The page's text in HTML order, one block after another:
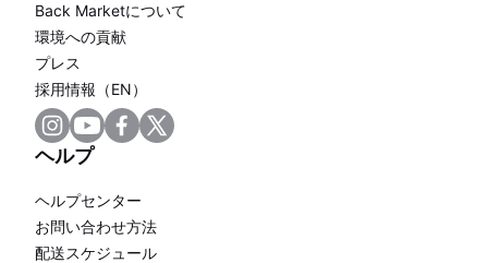
Back Marketについて
環境への貢献
プレス
採用情報（EN）
ヘルプ
ヘルプセンター
お問い合わせ方法
配送スケジュール